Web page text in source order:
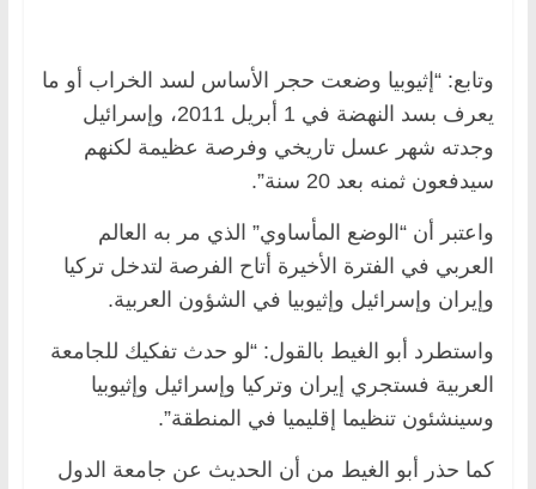
وتابع: “إثيوبيا وضعت حجر الأساس لسد الخراب أو ما
يعرف بسد النهضة في 1 أبريل 2011، وإسرائيل
وجدته شهر عسل تاريخي وفرصة عظيمة لكنهم
سيدفعون ثمنه بعد 20 سنة”.
واعتبر أن “الوضع المأساوي” الذي مر به العالم
العربي في الفترة الأخيرة أتاح الفرصة لتدخل تركيا
وإيران وإسرائيل وإثيوبيا في الشؤون العربية.
واستطرد أبو الغيط بالقول: “لو حدث تفكيك للجامعة
العربية فستجري إيران وتركيا وإسرائيل وإثيوبيا
وسينشئون تنظيما إقليميا في المنطقة”.
كما حذر أبو الغيط من أن الحديث عن جامعة الدول